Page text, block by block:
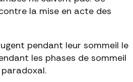
la mise en acte des
pendant leur sommeil le
les phases de sommeil